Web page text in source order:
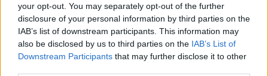
your opt-out. You may separately opt-out of the further
disclosure of your personal information by third parties on the
IAB’s list of downstream participants. This information may
also be disclosed by us to third parties on the IAB’s List of
Downstream Participants that may further disclose it to other